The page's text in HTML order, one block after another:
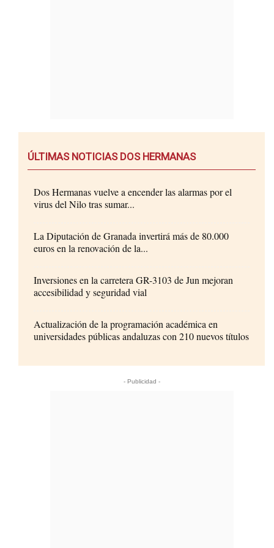
ÚLTIMAS NOTICIAS DOS HERMANAS
Dos Hermanas vuelve a encender las alarmas por el
virus del Nilo tras sumar...
La Diputación de Granada invertirá más de 80.000
euros en la renovación de la...
Inversiones en la carretera GR-3103 de Jun mejoran
accesibilidad y seguridad vial
Actualización de la programación académica en
universidades públicas andaluzas con 210 nuevos títulos
- Publicidad -